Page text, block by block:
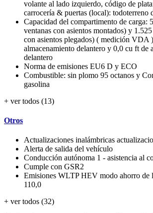
volante al lado izquierdo, código de
carrocería & puertas (local): todoterreno
Capacidad del compartimento de carga:
ventanas con asientos montados) y
con asientos plegados) ( medición VDA
almacenamiento delantero y 0,0 cu ft de
delantero
Norma de emisiones EU6 D y ECO
Combustible: sin plomo 95 octanos y
gasolina
+ ver todos (13)
Otros
Actualizaciones inalámbricas
Alerta de salida del vehículo
Conducción autónoma 1 - asistencia al
Cumple con GSR2
Emisiones WLTP HEV modo ahorro de
110,0
+ ver todos (32)